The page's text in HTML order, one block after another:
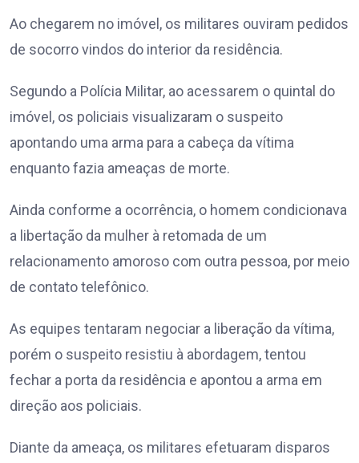
Ao chegarem no imóvel, os militares ouviram pedidos
de socorro vindos do interior da residência.
Segundo a Polícia Militar, ao acessarem o quintal do
imóvel, os policiais visualizaram o suspeito
apontando uma arma para a cabeça da vítima
enquanto fazia ameaças de morte.
Ainda conforme a ocorrência, o homem condicionava
a libertação da mulher à retomada de um
relacionamento amoroso com outra pessoa, por meio
de contato telefônico.
As equipes tentaram negociar a liberação da vítima,
porém o suspeito resistiu à abordagem, tentou
fechar a porta da residência e apontou a arma em
direção aos policiais.
Diante da ameaça, os militares efetuaram disparos